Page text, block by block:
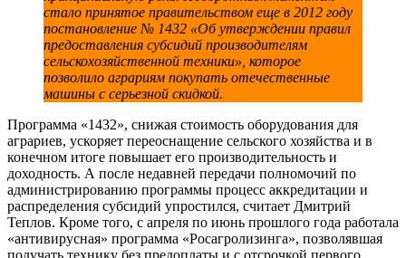
стало принятое правительством еще в 2012 году
постановление № 1432 «Об утверждении правил
предоставления субсидий производителям
сельскохозяйственной техники», которое
позволило аграриям покупать отечественные
машины с серьезной скидкой.
Программа «1432», снижая стоимость оборудования для
аграриев, ускоряет переоснащение сельского хозяйства и в
конечном итоге повышает его производительность и
доходность. А после недавней передачи полномочий по
администрированию программы процесс аккредитации и
распределения субсидий упростился, считает Дмитрий
Теплов. Кроме того, с апреля по июнь прошлого года работала
«антивирусная» программа «Росагролизинга», позволявшая
получать технику без предоплаты и с отсрочкой первого